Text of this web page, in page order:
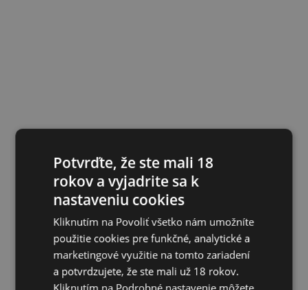
Potvrďte, že ste mali 18
rokov a vyjadrite sa k
nastaveniu cookies
Kliknutím na Povoliť všetko nám umožníte
použitie cookies pre funkčné, analytické a
marketingové využitie na tomto zariadení
a potvrdzujete, že ste mali už 18 rokov.